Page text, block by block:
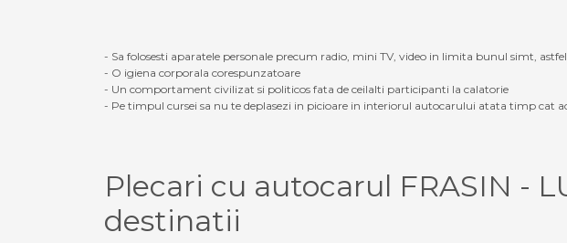
- Sa folosesti aparatele personale precum radio, mini TV, video in limita bunul simt,
- O igiena corporala corespunzatoare
- Un comportament civilizat si politicos fata de ceilalti participanti la calatorie
- Pe timpul cursei sa nu te deplasezi in picioare in interiorul autocarului atata timp cat
Plecari cu autocarul FRASIN -
destinatii